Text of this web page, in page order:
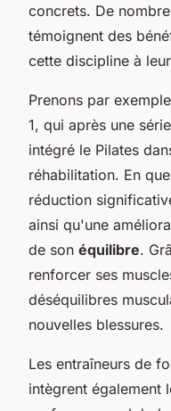
concrets. De
témoignent des
cette discipline à leur
Prenons par
1, qui après une
intégré le Pilates
réhabilitation. En
réduction
ainsi qu'une
de son équilibre.
renforcer ses
déséquilibres
nouvelles blessures.
Les entraîneurs de
intègrent également